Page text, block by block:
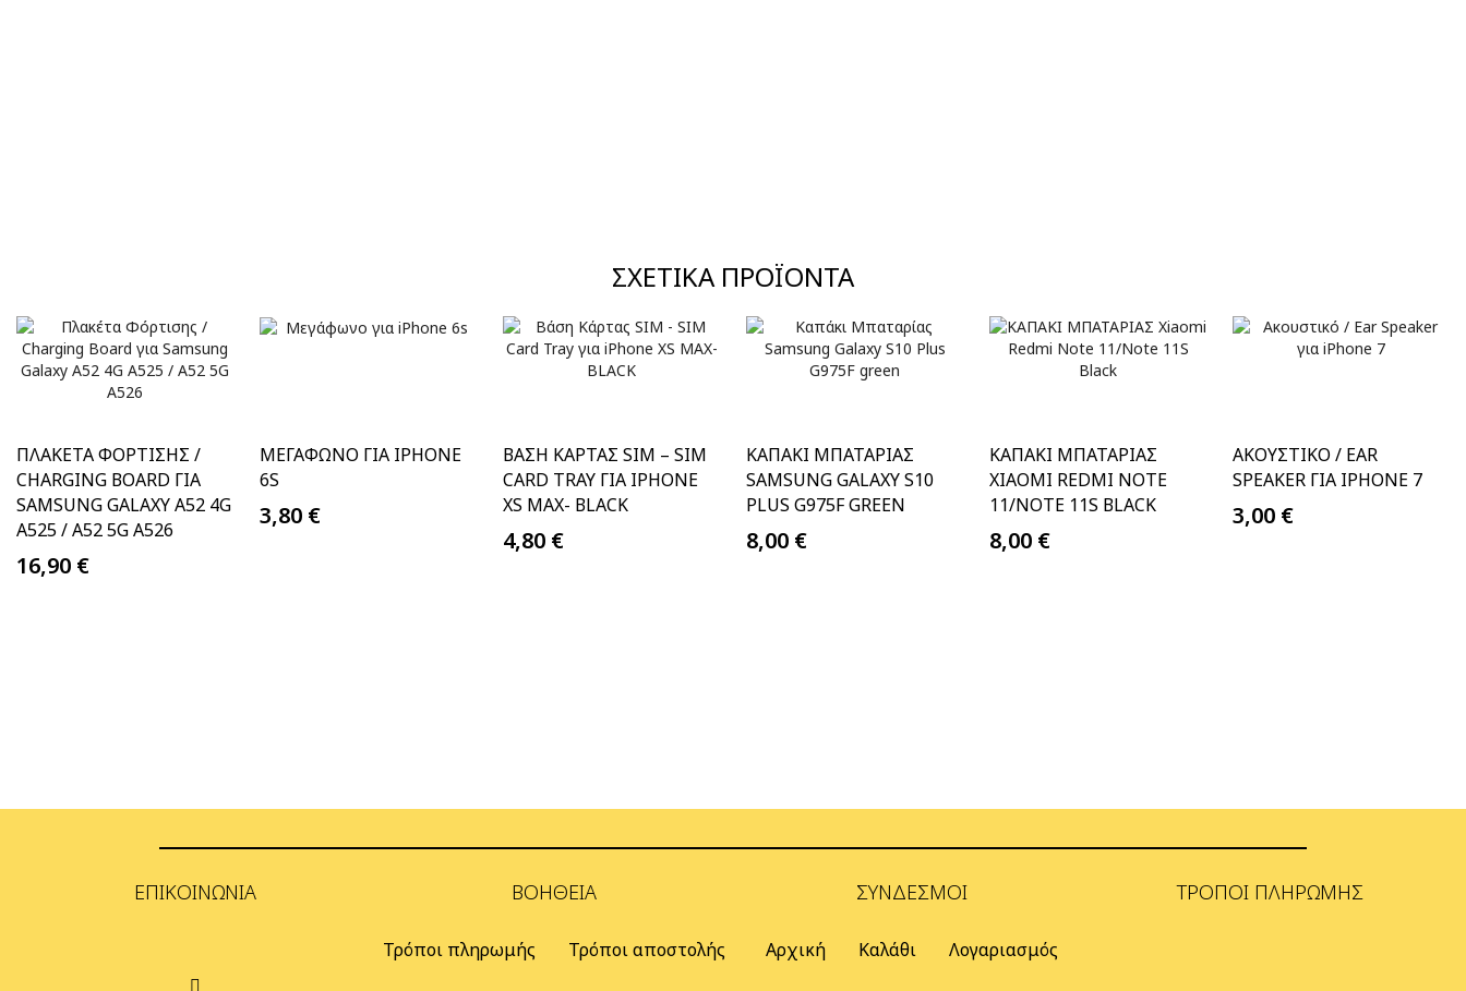
ΣΧΕΤΙΚΆ ΠΡΟΪΌΝΤΑ
ΠΛΑΚΈΤΑ ΦΌΡΤΙΣΗΣ /
CHARGING BOARD ΓΙΑ
SAMSUNG GALAXY A52 4G
A525 / A52 5G A526
16,90 €
ΜΕΓΆΦΩΝΟ ΓΙΑ IPHONE
6S
3,80 €
ΒΆΣΗ ΚΆΡΤΑΣ SIM – SIM
CARD TRAY ΓΙΑ IPHONE
XS MAX- BLACK
4,80 €
ΚΑΠΆΚΙ ΜΠΑΤΑΡΊΑΣ
SAMSUNG GALAXY S10
PLUS G975F GREEN
8,00 €
ΚΑΠΑΚΙ ΜΠΑΤΑΡΙΑΣ
XIAOMI REDMI NOTE
11/NOTE 11S BLACK
8,00 €
ΑΚΟΥΣΤΙΚΌ / EAR
SPEAKER ΓΙΑ IPHONE 7
3,00 €
ΕΠΙΚΟΙΝΩΝΊΑ ΒΟΉΘΕΙΑ
Τρόποι πληρωμής Τρόποι αποστολής
ΣΎΝΔΕΣΜΟΙ
Αρχική Καλάθι Λογαριασμός
ΤΡΌΠΟΙ ΠΛΗΡΩΜΉΣ